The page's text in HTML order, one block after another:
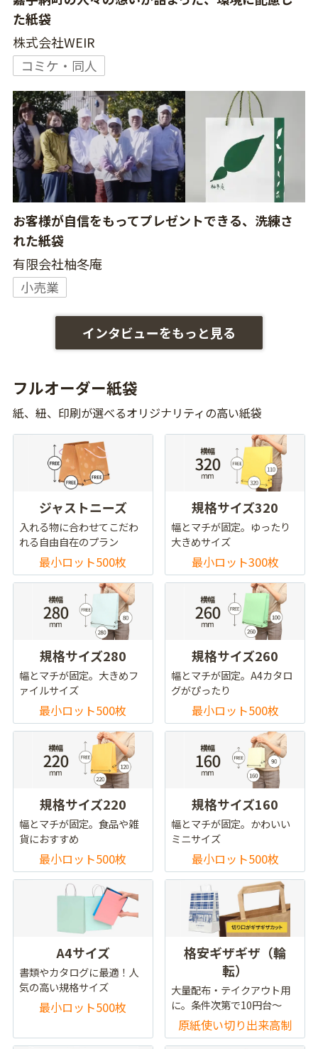
た紙袋
株式会社WEIR
コミケ・同人
お客様が自信をもってプレゼントできる、洗練さ
れた紙袋
有限会社柚冬庵
小売業
インタビューをもっと見る
フルオーダー紙袋
紙、紐、印刷が選べるオリジナリティの高い紙袋
ジャストニーズ
入れる物に合わせてこだわ
れる自由自在のプラン
最小ロット500枚
規格サイズ320
幅とマチが固定。ゆったり
大きめサイズ
最小ロット300枚
規格サイズ280
幅とマチが固定。大きめフ
ァイルサイズ
最小ロット500枚
規格サイズ260
幅とマチが固定。A4カタロ
グがぴったり
最小ロット500枚
規格サイズ220
幅とマチが固定。食品や雑
貨におすすめ
最小ロット500枚
規格サイズ160
幅とマチが固定。かわいい
ミニサイズ
最小ロット500枚
A4サイズ
書類やカタログに最適！人
気の高い規格サイズ
最小ロット500枚
格安ギザギザ（輪
転）
大量配布・テイクアウト用
に。条件次第で10円台～
原紙使い切り出来高制